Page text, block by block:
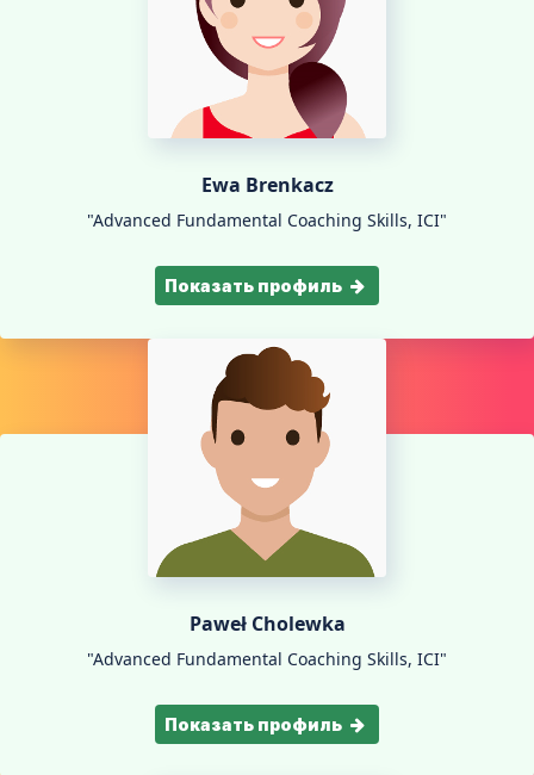
Ewa Brenkacz
"Advanced Fundamental Coaching Skills, ICI"
Показать профиль
Paweł Cholewka
"Advanced Fundamental Coaching Skills, ICI"
Показать профиль